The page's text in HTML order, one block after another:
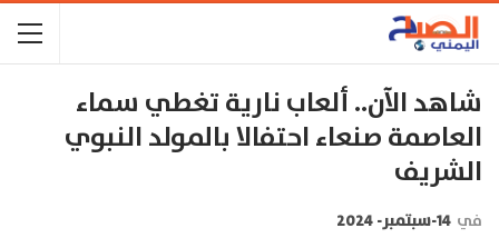
شاهد الآن.. ألعاب نارية تغطي سماء
العاصمة صنعاء احتفالا بالمولد النبوي
الشريف
في 14-سبتمبر- 2024